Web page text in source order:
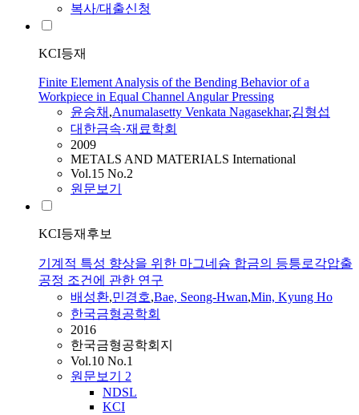
복사/대출신청
KCI등재
Finite Element Analysis of the Bending Behavior of a
Workpiece in Equal Channel Angular Pressing
윤승채 ,Anumalasetty Venkata Nagasekhar,김형섭
대한금속·재료학회
2009
METALS AND MATERIALS International
Vol.15 No.2
원문보기
KCI등재후보
기계적 특성 향상을 위한 마그네슘 합금의 등틍로각압출
공정 조건에 관한 연구
배성환,민경호,Bae, Seong-Hwan,Min, Kyung Ho
한국금형공학회
2016
한국금형공학회지
Vol.10 No.1
원문보기 2
NDSL
KCI